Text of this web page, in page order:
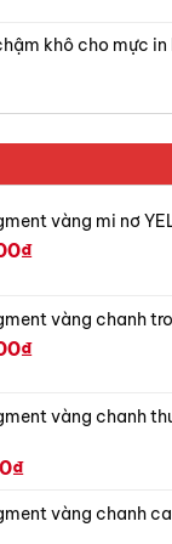
khô cho mực in
vàng mi nơ
₫
vàng chanh
₫
vàng chanh
₫
vàng chanh